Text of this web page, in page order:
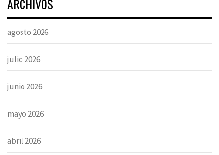
ARCHIVOS
agosto 2026
julio 2026
junio 2026
mayo 2026
abril 2026